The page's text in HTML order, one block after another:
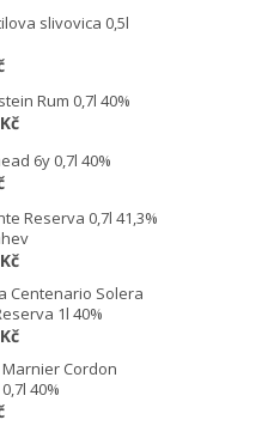
slivovica 0,5l
Rum 0,7l 40%
6y 0,7l 40%
Reserva 0,7l 41,3%
Centenario Solera
1l 40%
Cordon
40%